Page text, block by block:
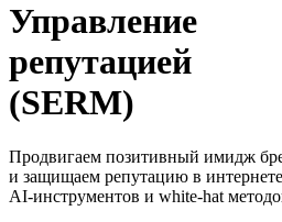
Управление
репутацией
(SERM)
Продвигаем позитивный имидж
и защищаем репутацию в
AI-инструментов и white-hat